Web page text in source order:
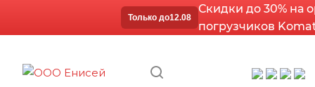
Только до12.08
Скидки до 30% на
погрузчиков